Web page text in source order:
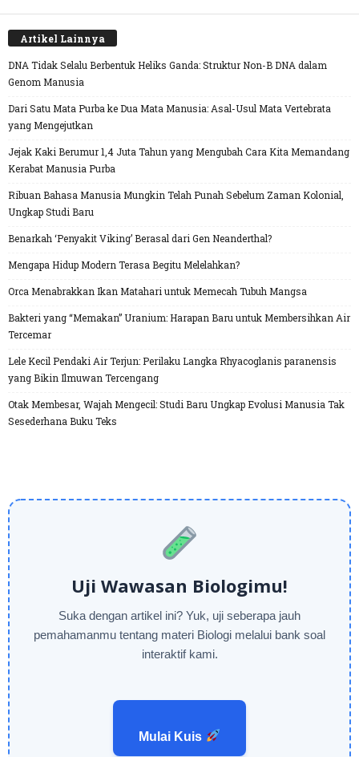
Artikel Lainnya
DNA Tidak Selalu Berbentuk Heliks Ganda: Struktur Non-B DNA dalam
Genom Manusia
Dari Satu Mata Purba ke Dua Mata Manusia: Asal-Usul Mata Vertebrata
yang Mengejutkan
Jejak Kaki Berumur 1,4 Juta Tahun yang Mengubah Cara Kita Memandang
Kerabat Manusia Purba
Ribuan Bahasa Manusia Mungkin Telah Punah Sebelum Zaman Kolonial,
Ungkap Studi Baru
Benarkah ‘Penyakit Viking’ Berasal dari Gen Neanderthal?
Mengapa Hidup Modern Terasa Begitu Melelahkan?
Orca Menabrakkan Ikan Matahari untuk Memecah Tubuh Mangsa
Bakteri yang “Memakan” Uranium: Harapan Baru untuk Membersihkan Air
Tercemar
Lele Kecil Pendaki Air Terjun: Perilaku Langka Rhyacoglanis paranensis
yang Bikin Ilmuwan Tercengang
Otak Membesar, Wajah Mengecil: Studi Baru Ungkap Evolusi Manusia Tak
Sesederhana Buku Teks
Uji Wawasan Biologimu!
Suka dengan artikel ini? Yuk, uji seberapa jauh
pemahamanmu tentang materi Biologi melalui bank soal
interaktif kami.
Mulai Kuis